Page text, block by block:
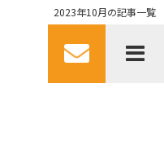
2023年10月の記事一覧